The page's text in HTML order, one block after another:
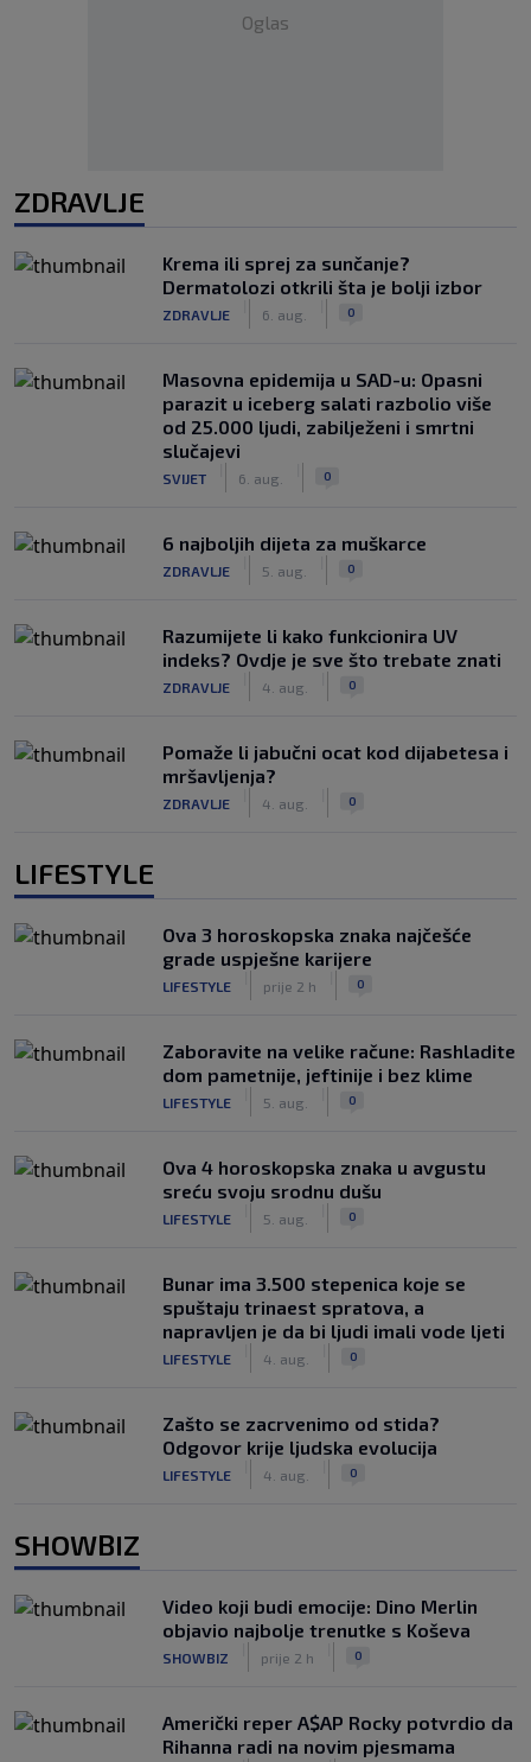
Oglas
ZDRAVLJE
Krema ili sprej za sunčanje?
Dermatolozi otkrili šta je bolji izbor
ZDRAVLJE 6. aug. 0
Masovna epidemija u SAD-u: Opasni
parazit u iceberg salati razbolio više
od 25.000 ljudi, zabilježeni i smrtni
slučajevi
SVIJET 6. aug. 0
6 najboljih dijeta za muškarce
ZDRAVLJE 5. aug. 0
Razumijete li kako funkcionira UV
indeks? Ovdje je sve što trebate znati
ZDRAVLJE 4. aug. 0
Pomaže li jabučni ocat kod dijabetesa i
mršavljenja?
ZDRAVLJE 4. aug. 0
LIFESTYLE
Ova 3 horoskopska znaka najčešće
grade uspješne karijere
LIFESTYLE prije 2 h 0
Zaboravite na velike račune: Rashladite
dom pametnije, jeftinije i bez klime
LIFESTYLE 5. aug. 0
Ova 4 horoskopska znaka u avgustu
sreću svoju srodnu dušu
LIFESTYLE 5. aug. 0
Bunar imа 3.500 stepenica koje se
spuštaju trinaest spratova, a
napravljen je da bi ljudi imali vode ljeti
LIFESTYLE 4. aug. 0
Zašto se zacrvenimo od stida?
Odgovor krije ljudska evolucija
LIFESTYLE 4. aug. 0
SHOWBIZ
Video koji budi emocije: Dino Merlin
objavio najbolje trenutke s Koševa
SHOWBIZ prije 2 h 0
Američki reper A$AP Rocky potvrdio da
Rihanna radi na novim pjesmama